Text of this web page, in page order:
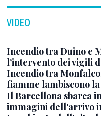
VIDEO
Incendio tra Duino e
l’intervento dei vigili
Incendio tra
fiamme lambiscono
Il Barcellona sbarca
immagini dell'arrivo